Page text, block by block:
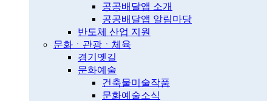
공공배달앱 소개
공공배달앱 알림마당
반도체 산업 지원
문화ㆍ관광ㆍ체육
경기옛길
문화예술
건축물미술작품
문화예술소식